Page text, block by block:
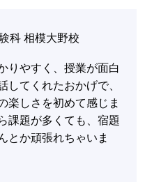
科 相模大野校
りやすく、授業が面白
してくれたおかげで、
楽しさを初めて感じま
課題が多くても、宿題
とか頑張れちゃいま